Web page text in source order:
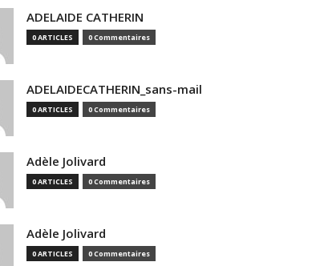
ADELAIDE CATHERIN
0 ARTICLES 0 Commentaires
ADELAIDECATHERIN_sans-mail
0 ARTICLES 0 Commentaires
Adèle Jolivard
0 ARTICLES 0 Commentaires
Adèle Jolivard
0 ARTICLES 0 Commentaires